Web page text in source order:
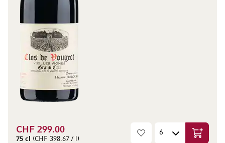
CHF 299.00
75 cl (CHF 398.67 / l) In den